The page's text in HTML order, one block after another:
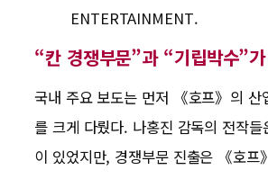
ENTERTAINMENT.
“칸 경쟁부문”과 “기립박수”
국내 주요 보도는 먼저 《호프》의 산
를 크게 다뤘다. 나홍진 감독의 전작들
이 있었지만, 경쟁부문 진출은 《호프